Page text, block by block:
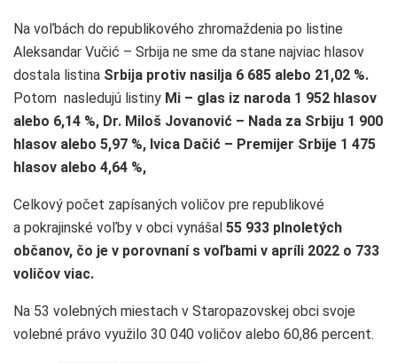
Na voľbách do republikového zhromaždenia po listine
Aleksandar Vučić – Srbija ne sme da stane najviac hlasov
dostala listina Srbija protiv nasilja 6 685 alebo 21,02 %.
Potom nasledujú listiny Mi – glas iz naroda 1 952 hlasov
alebo 6,14 %, Dr. Miloš Jovanović – Nada za Srbiju 1 900
hlasov alebo 5,97 %, Ivica Dačić – Premijer Srbije 1 475
hlasov alebo 4,64 %,
Celkový počet zapísaných voličov pre republikové
a pokrajinské voľby v obci vynášal 55 933 plnoletých
občanov, čo je v porovnaní s voľbami v apríli 2022 o 733
voličov viac.
Na 53 volebných miestach v Staropazovskej obci svoje
volebné právo využilo 30 040 voličov alebo 60,86 percent.